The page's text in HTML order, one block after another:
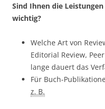
Sind Ihnen die
wichtig?
Welche Art von
Editorial Review,
lange dauert das
Für Buch-
z. B.